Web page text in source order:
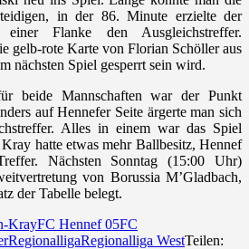
in der 86. Minute erzielte der
Flanke den Ausgleichstreffer.
gelb-rote Karte von Florian Schöller aus
nächsten Spiel gesperrt sein wird.
beide Mannschaften war der Punkt
auf Hennefer Seite ärgerte man sich
Alles in einem war das Spiel
hatte etwas mehr Ballbesitz, Hennef
Nächsten Sonntag (15:00 Uhr)
von Borussia M’Gladbach,
der Tabelle belegt.
KrayFC Hennef 05FC
RegionalligaRegionalliga WestTeilen: